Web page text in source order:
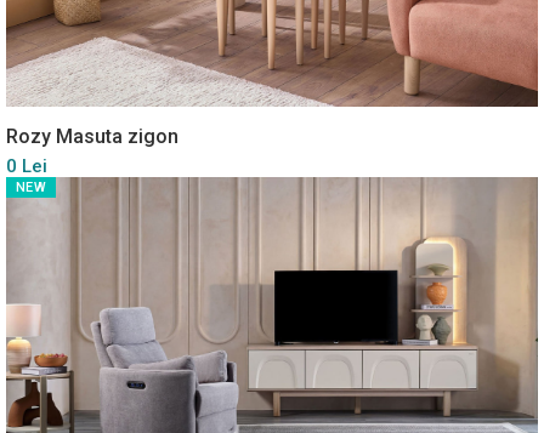
Rozy Masuta zigon
0 Lei
NEW